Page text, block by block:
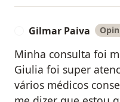
Gilmar Paiva
Minha consulta foi
Giulia foi super
vários médicos